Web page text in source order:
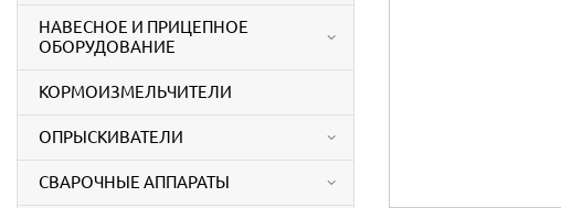
НАВЕСНОЕ И ПРИЦЕПНОЕ
ОБОРУДОВАНИЕ
КОРМОИЗМЕЛЬЧИТЕЛИ
ОПРЫСКИВАТЕЛИ
СВАРОЧНЫЕ АППАРАТЫ